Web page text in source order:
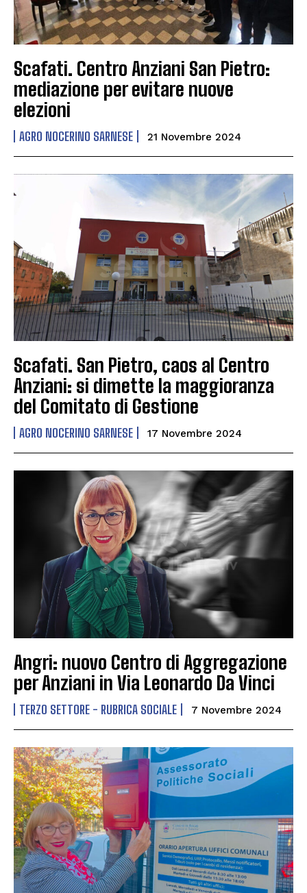
Scafati. Centro Anziani San Pietro:
mediazione per evitare nuove
elezioni
AGRO NOCERINO SARNESE 21 Novembre 2024
Scafati. San Pietro, caos al Centro
Anziani: si dimette la maggioranza
del Comitato di Gestione
AGRO NOCERINO SARNESE 17 Novembre 2024
Angri: nuovo Centro di Aggregazione
per Anziani in Via Leonardo Da Vinci
TERZO SETTORE - RUBRICA SOCIALE 7 Novembre 2024